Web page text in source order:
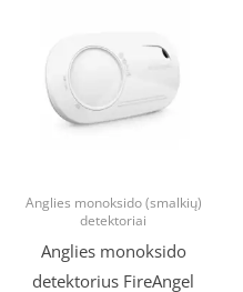
Anglies monoksido (smalkių)
detektoriai
Anglies monoksido
detektorius FireAngel